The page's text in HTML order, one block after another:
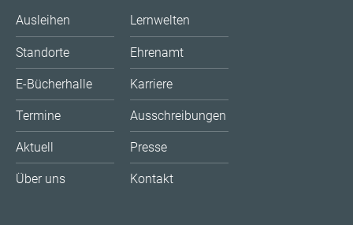
Ausleihen
Standorte
E-Bücherhalle
Termine
Aktuell
Über uns
Lernwelten
Ehrenamt
Karriere
Ausschreibungen
Presse
Kontakt